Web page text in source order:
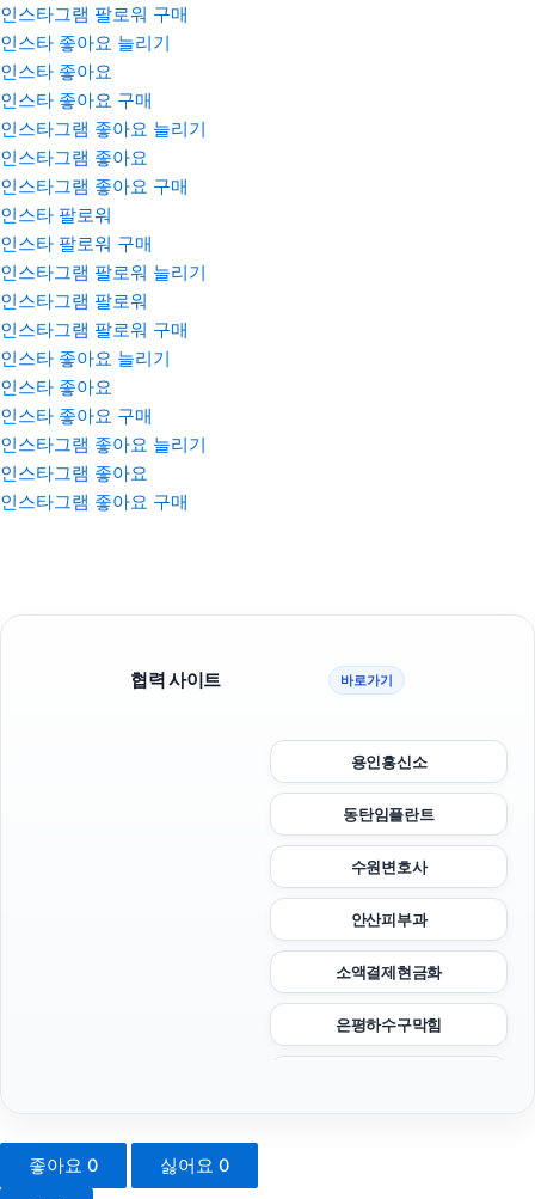
인스타그램 팔로워 구매
인스타 좋아요 늘리기
인스타 좋아요
인스타 좋아요 구매
인스타그램 좋아요 늘리기
인스타그램 좋아요
인스타그램 좋아요 구매
인스타 팔로워
인스타 팔로워 구매
인스타그램 팔로워 늘리기
인스타그램 팔로워
인스타그램 팔로워 구매
인스타 좋아요 늘리기
인스타 좋아요
인스타 좋아요 구매
인스타그램 좋아요 늘리기
인스타그램 좋아요
인스타그램 좋아요 구매
협력 사이트 바로가기
용인흥신소
동탄임플란트
수원변호사
안산피부과
소액결제현금화
은평하수구막힘
좋아요 0 싫어요 0